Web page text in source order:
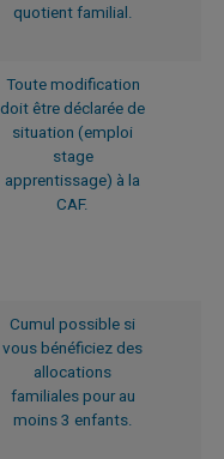
quotient familial.
Toute modification
doit être déclarée de
situation (emploi
stage
apprentissage) à la
CAF.
Cumul possible si
vous bénéficiez des
allocations
familiales pour au
moins 3 enfants.